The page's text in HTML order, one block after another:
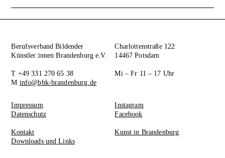
Berufsverband Bildender
Künstler:innen Brandenburg e.V.
T +49 331 270 65 38
M info@bbk-brandenburg.de
Charlottenstraße 122
14467 Potsdam
Mi – Fr 11 – 17 Uhr
Impressum
Datenschutz
Kontakt
Downloads und Links
Instagram
Facebook
Kunst in Brandenburg